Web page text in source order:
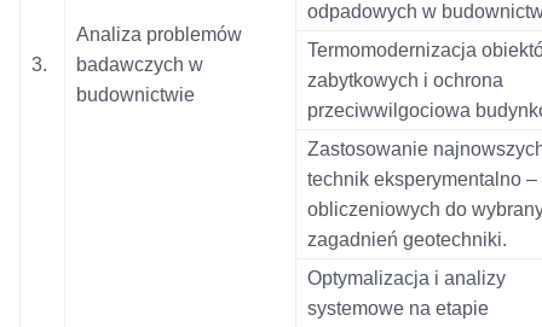
3.
Analiza problemów
badawczych w
budownictwie
odpadowych w
Termomodernizacja
zabytkowych i ochrona
przeciwwilgociowa
Zastosowanie
technik eksperymentalno –
obliczeniowych do
zagadnień geotechniki.
Optymalizacja i analizy
systemowe na etapie